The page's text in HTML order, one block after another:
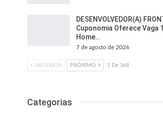
DESENVOLVEDOR(A)
Cuponomia Oferece Vaga
Home…
7 de agosto de 2026
ANTERIOR PRÓXIMO 1 De 368
Categorias